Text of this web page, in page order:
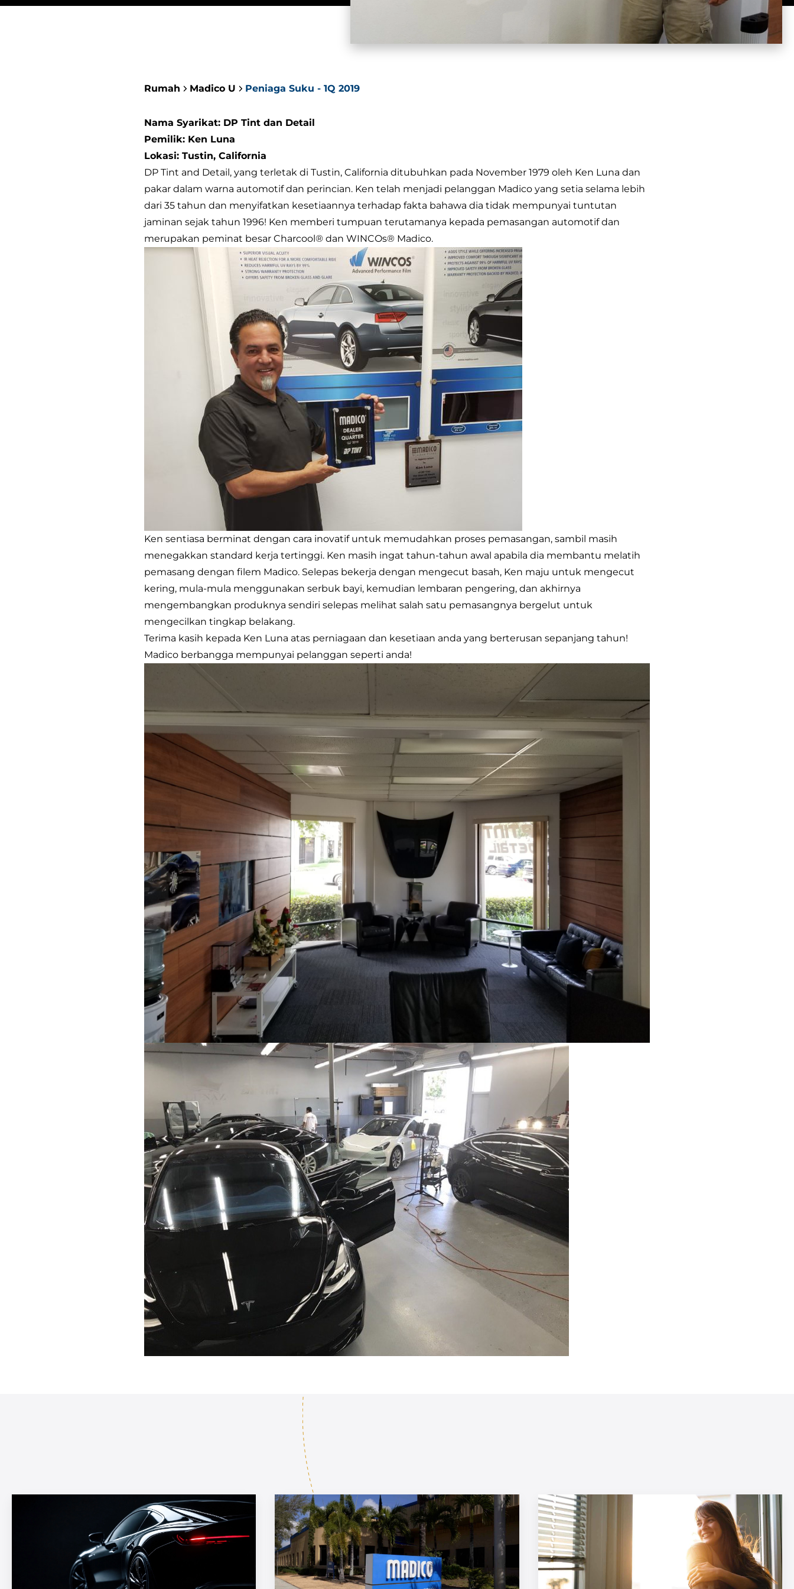
Rumah Madico U Peniaga Suku - 1Q 2019
Nama Syarikat: DP Tint dan Detail
Pemilik: Ken Luna
Lokasi: Tustin, California
DP Tint and Detail, yang terletak di Tustin, California ditubuhkan pada November 1979 oleh Ken Luna dan
pakar dalam warna automotif dan perincian. Ken telah menjadi pelanggan Madico yang setia selama lebih
dari 35 tahun dan menyifatkan kesetiaannya terhadap fakta bahawa dia tidak mempunyai tuntutan
jaminan sejak tahun 1996! Ken memberi tumpuan terutamanya kepada pemasangan automotif dan
merupakan peminat besar Charcool® dan WINCOs® Madico.
Ken sentiasa berminat dengan cara inovatif untuk memudahkan proses pemasangan, sambil masih
menegakkan standard kerja tertinggi. Ken masih ingat tahun-tahun awal apabila dia membantu melatih
pemasang dengan filem Madico. Selepas bekerja dengan mengecut basah, Ken maju untuk mengecut
kering, mula-mula menggunakan serbuk bayi, kemudian lembaran pengering, dan akhirnya
mengembangkan produknya sendiri selepas melihat salah satu pemasangnya bergelut untuk
mengecilkan tingkap belakang.
Terima kasih kepada Ken Luna atas perniagaan dan kesetiaan anda yang berterusan sepanjang tahun!
Madico berbangga mempunyai pelanggan seperti anda!